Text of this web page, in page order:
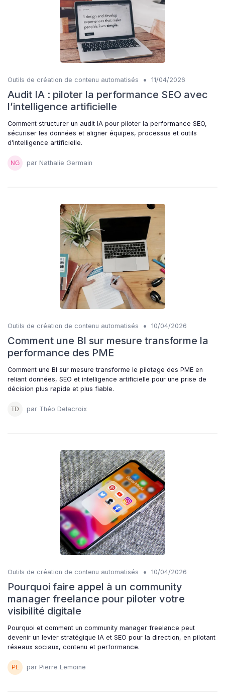
Outils de création de contenu automatisés • 11/04/2026
Audit IA : piloter la performance SEO avec
l’intelligence artificielle
Comment structurer un audit IA pour piloter la performance SEO,
sécuriser les données et aligner équipes, processus et outils
d’intelligence artificielle.
par Nathalie Germain
Outils de création de contenu automatisés • 10/04/2026
Comment une BI sur mesure transforme la
performance des PME
Comment une BI sur mesure transforme le pilotage des PME en
reliant données, SEO et intelligence artificielle pour une prise de
décision plus rapide et plus fiable.
par Théo Delacroix
Outils de création de contenu automatisés • 10/04/2026
Pourquoi faire appel à un community
manager freelance pour piloter votre
visibilité digitale
Pourquoi et comment un community manager freelance peut
devenir un levier stratégique IA et SEO pour la direction, en pilotant
réseaux sociaux, contenu et performance.
par Pierre Lemoine